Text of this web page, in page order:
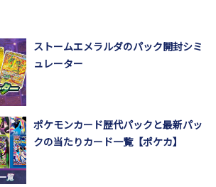
ストームエメラルダのパック開封シミ
ュレーター
ポケモンカード歴代パックと最新パッ
クの当たりカード一覧【ポケカ】